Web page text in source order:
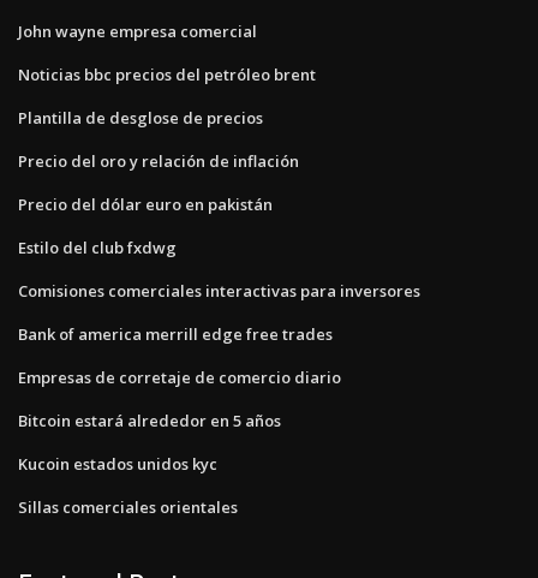
John wayne empresa comercial
Noticias bbc precios del petróleo brent
Plantilla de desglose de precios
Precio del oro y relación de inflación
Precio del dólar euro en pakistán
Estilo del club fxdwg
Comisiones comerciales interactivas para inversores
Bank of america merrill edge free trades
Empresas de corretaje de comercio diario
Bitcoin estará alrededor en 5 años
Kucoin estados unidos kyc
Sillas comerciales orientales